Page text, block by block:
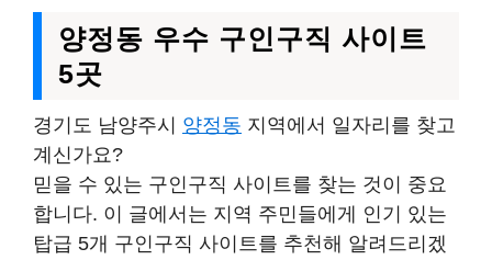
양정동 우수 구인구직 사이트
5곳
경기도 남양주시 양정동 지역에서 일자리를 찾고
계신가요?
믿을 수 있는 구인구직 사이트를 찾는 것이 중요
합니다. 이 글에서는 지역 주민들에게 인기 있는
탑급 5개 구인구직 사이트를 추천해 알려드리겠